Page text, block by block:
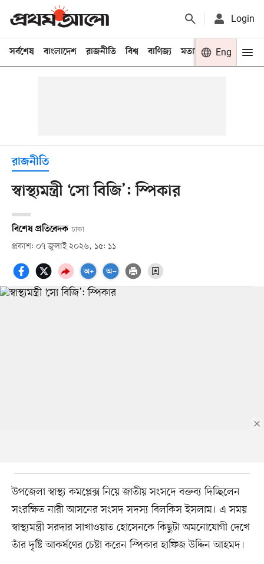
Login
সর্বশেষ বাংলাদেশ রাজনীতি বিশ্ব বাণিজ্য মতামত খেলা
Eng
রাজনীতি
স্বাস্থ্যমন্ত্রী ‘সো বিজি’: স্পিকার
বিশেষ প্রতিবেদক ঢাকা
প্রকাশ: ০৭ জুলাই ২০২৬, ১৫: ১১
উপজেলা স্বাস্থ্য কমপ্লেক্স নিয়ে জাতীয় সংসদে বক্তব্য দিচ্ছিলেন
সংরক্ষিত নারী আসনের সংসদ সদস্য বিলকিস ইসলাম। এ সময়
স্বাস্থ্যমন্ত্রী সরদার সাখাওয়াত হোসেনকে কিছুটা অমনোযোগী দেখে
তাঁর দৃষ্টি আকর্ষণের চেষ্টা করেন স্পিকার হাফিজ উদ্দিন আহমদ।